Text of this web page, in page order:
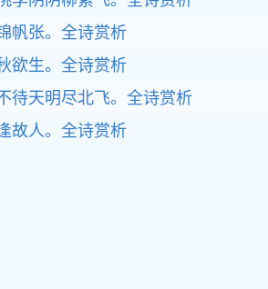
帆张。 全诗赏析
欲生。 全诗赏析
待天明尽北飞。 全诗赏析
故人。 全诗赏析